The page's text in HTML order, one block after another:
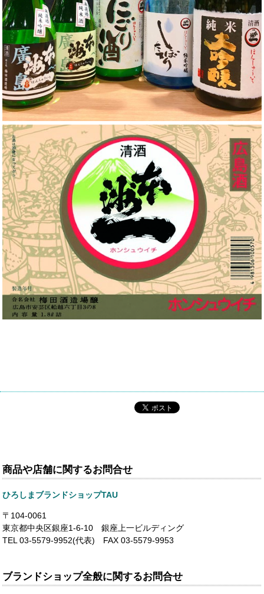
商品や店舗に関するお問合せ
ひろしまブランドショップTAU
〒104-0061
東京都中央区銀座1-6-10 銀座上一ビルディング
TEL 03-5579-9952(代表) FAX 03-5579-9953
ブランドショップ全般に関するお問合せ